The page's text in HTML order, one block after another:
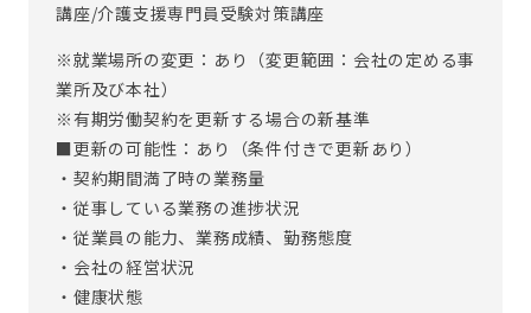
講座/介護支援専門員受験対策講座
※就業場所の変更：あり（変更範囲：会社の定める事
業所及び本社）
※有期労働契約を更新する場合の新基準
■更新の可能性：あり（条件付きで更新あり）
・契約期間満了時の業務量
・従事している業務の進捗状況
・従業員の能力、業務成績、勤務態度
・会社の経営状況
・健康状態